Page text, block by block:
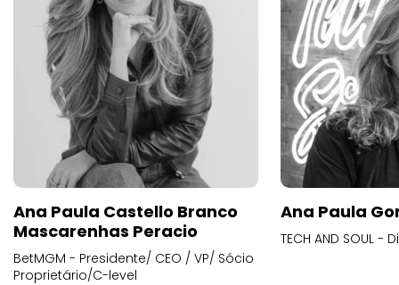
Ana Paula Castello Branco
Mascarenhas Peracio
BetMGM - Presidente/ CEO / VP/ Sócio
Proprietário/C-level
Ana Paula
TECH AND SOUL